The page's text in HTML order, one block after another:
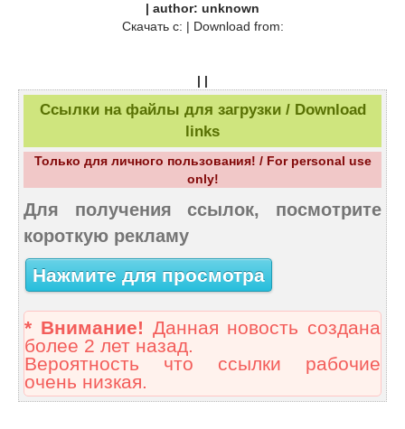
| author: unknown
Скачать c: | Download from:
| |
Ссылки на файлы для загрузки / Download
links
Только для личного пользования! / For personal use
only!
Для получения ссылок, посмотрите
короткую рекламу
Нажмите для просмотра
* Внимание! Данная новость создана
более 2 лет назад.
Вероятность что ссылки рабочие
очень низкая.